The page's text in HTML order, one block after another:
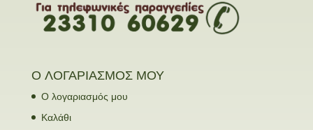
Ο ΛΟΓΑΡΙΑΣΜΟΣ ΜΟΥ
Ο λογαριασμός μου
Καλάθι